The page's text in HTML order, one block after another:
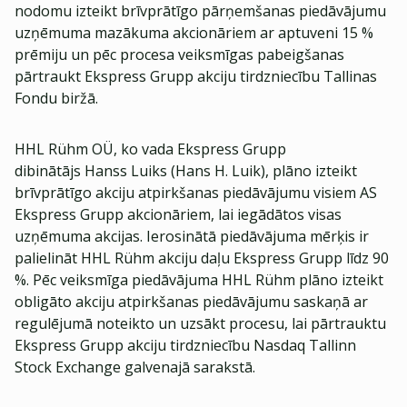
nodomu izteikt brīvprātīgo pārņemšanas piedāvājumu
uzņēmuma mazākuma akcionāriem ar aptuveni 15 %
prēmiju un pēc procesa veiksmīgas pabeigšanas
pārtraukt Ekspress Grupp akciju tirdzniecību Tallinas
Fondu biržā.
HHL Rühm OÜ, ko vada Ekspress Grupp
dibinātājs Hanss Luiks (Hans H. Luik), plāno izteikt
brīvprātīgo akciju atpirkšanas piedāvājumu visiem AS
Ekspress Grupp akcionāriem, lai iegādātos visas
uzņēmuma akcijas. Ierosinātā piedāvājuma mērķis ir
palielināt HHL Rühm akciju daļu Ekspress Grupp līdz 90
%. Pēc veiksmīga piedāvājuma HHL Rühm plāno izteikt
obligāto akciju atpirkšanas piedāvājumu saskaņā ar
regulējumā noteikto un uzsākt procesu, lai pārtrauktu
Ekspress Grupp akciju tirdzniecību Nasdaq Tallinn
Stock Exchange galvenajā sarakstā.